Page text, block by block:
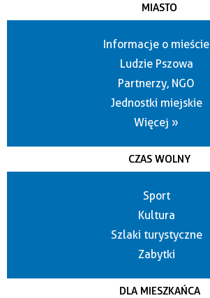
MIASTO
Informacje o mieście
Ludzie Pszowa
Partnerzy, NGO
Jednostki miejskie
Więcej »
CZAS WOLNY
Sport
Kultura
Szlaki turystyczne
Zabytki
DLA MIESZKAŃCA